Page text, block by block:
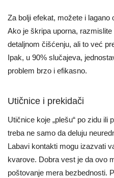
Za bolji efekat, možete i lagano
Ako je škripa uporna,
detaljnom čišćenju, ali to već
Ipak, u 90% slučajeva,
problem brzo i efikasno.
Utičnice i prekidači
Utičnice koje „plešu“ po zidu
treba ne samo da deluju
Labavi kontakti mogu izazvati
kvarove. Dobra vest je da ovo
poštovanje mera bezbednosti.